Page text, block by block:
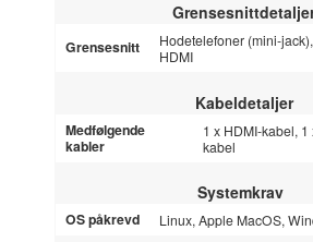
Grensesnitt
Hodetelefoner (mini-
HDMI
Kabeldetaljer
Medfølgende
kabler
1 x HDMI-kabel,
kabel
Systemkrav
OS påkrevd Linux, Apple MacOS,